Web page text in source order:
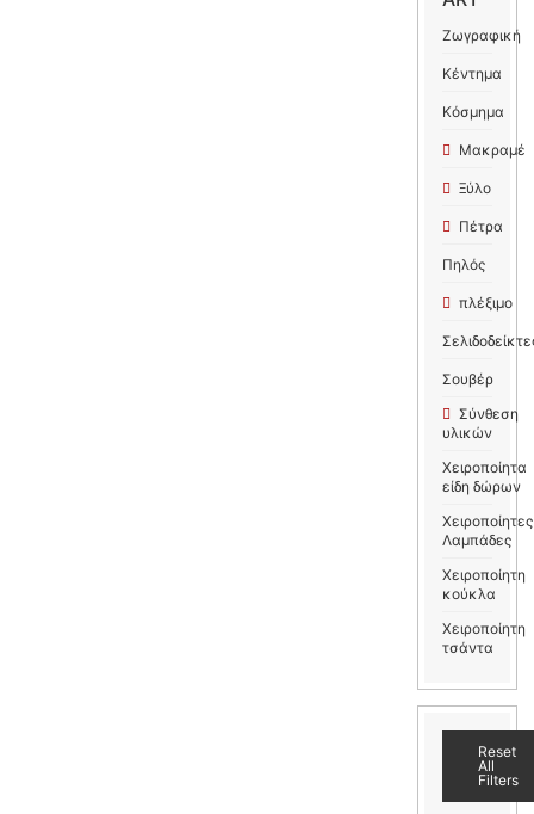
Ζωγραφική
Κέντημα
Κόσμημα
Μακραμέ
Ξύλο
Πέτρα
Πηλός
πλέξιμο
Σουβέρ
Σύνθεση
υλικών
Χειροποίητα
είδη δώρων
Χειροποίητες
Λαμπάδες
Χειροποίητη
κούκλα
Χειροποίητη
τσάντα
Reset
All
Filters